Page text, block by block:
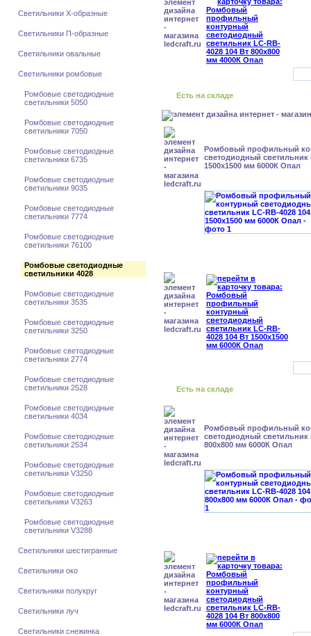
Светильники X-образные
Светильники П-образные
Светильники овальные
Светильники ромбовые
Ромбовые светодиодные
светильники 5050
Ромбовые светодиодные
светильники 7050
Ромбовые светодиодные
светильники 6735
Ромбовые светодиодные
светильники 9035
Ромбовые светодиодные
светильники 7774
Ромбовые светодиодные
светильники 76100
Ромбовые светодиодные
светильники 4028
Ромбовые светодиодные
светильники 3535
Ромбовые светодиодные
светильники 3250
Ромбовые светодиодные
светильники 2774
Ромбовые светодиодные
светильники 2528
Ромбовые светодиодные
светильники 4034
Ромбовые светодиодные
светильники 2534
Ромбовые светодиодные
светильники V3250
Ромбовые светодиодные
светильники V3263
Ромбовые светодиодные
светильники V3288
Светильники шестигранные
Светильники око
Светильники полукруг
Светильники луч
Светильники снежинка
Есть на складе
Ромбовый профильный
светодиодный светильник
1500x1500 мм 6000К Опал
Есть на складе
Ромбовый профильный
светодиодный светильник
800x800 мм 6000К Опал